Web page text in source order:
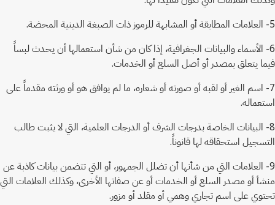
5- العلامات المطابقة أو المشابهة للرموز ذات الصبغة الدينية المحضة.
6- الأسماء والبيانات الجغرافية، إذا كان من شأن استعمالها أن يحدث لبساً
فيما يتعلق بمصدر أو أصل السلع أو الخدمات.
7- اسم الغير أو لقبه أو صورته أو شعاره، ما لم يوافق هو أو ورثته مقدماً على
استعماله.
8- البيانات الخاصة بدرجات الشرف أو الدرجات العلمية، التي لا يثبت طالب
التسجيل استحقاقه لها قانوناً.
9- العلامات التي من شأنها أن تضلل الجمهور، أو التي تتضمن بيانات كاذبة عن
منشأ أو مصدر السلع أو الخدمات أو عن صفاتها الأخرى، وكذلك العلامات التي
تحتوي على اسم تجاري وهمي أو مقلد أو مزور.